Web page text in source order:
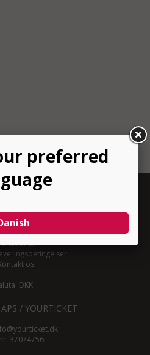
YourTicket
arrangør
login
os
DKK
/ YOURTICKET
37074756